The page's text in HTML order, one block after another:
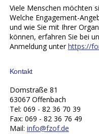
Viele Menschen möchten
Welche Engagement-
und wie Sie mit Ihrer
können, erfahren Sie bei
Anmeldung unterhttps://
Kontakt
Domstraße 81
63067 Offenbach
Tel: 069 - 82 36 70 39
Fax: 069 - 82 36 76 49
Mail: info@fzof.de